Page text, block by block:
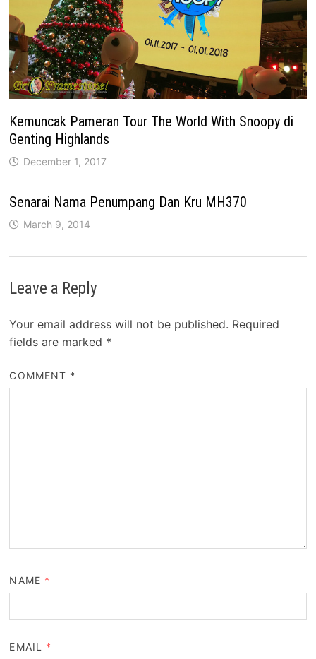
Kemuncak Pameran Tour The World With Snoopy di
Genting Highlands
December 1, 2017
Senarai Nama Penumpang Dan Kru MH370
March 9, 2014
Leave a Reply
Your email address will not be published. Required
fields are marked *
COMMENT *
NAME *
EMAIL *